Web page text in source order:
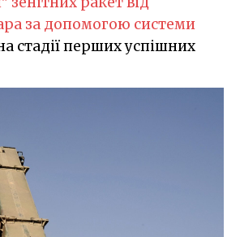
за допомогою системи
стадії перших успішних